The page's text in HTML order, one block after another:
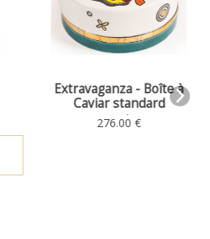
Extravaganza - Boîte à
Caviar standard
Ronde
276.00 €